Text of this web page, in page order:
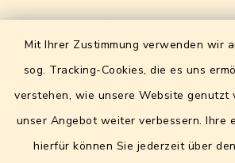
Mit Ihrer Zustimmung verwenden wir
sog. Tracking-Cookies, die es uns
verstehen, wie unsere Website genutzt
unser Angebot weiter verbessern. Ihre
hierfür können Sie jederzeit über
Formulare / Onlinedienste
Info- und Mitteilungsblatt
Quicklinks extern